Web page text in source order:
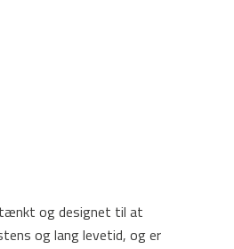
og designet til at
og lang levetid, og er